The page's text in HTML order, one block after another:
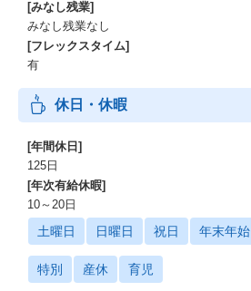
[みなし残業]
みなし残業なし
[フレックスタイム]
有
休日・休暇
[年間休日]
125日
[年次有給休暇]
10～20日
土曜日 日曜日 祝日 年末年始
特別 産休 育児